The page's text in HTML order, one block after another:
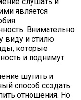
является
Внимательно
виду и стилю
которые
и поднимут
шутить и
способ создать
отношения. Но